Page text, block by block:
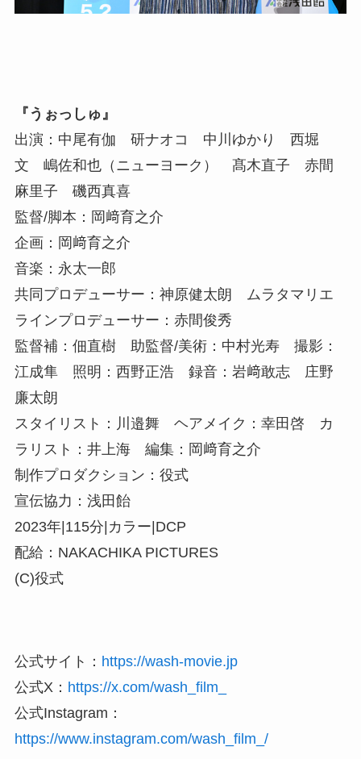
『うぉっしゅ』
出演：中尾有伽 研ナオコ 中川ゆかり 西堀
文 嶋佐和也（ニューヨーク） 髙木直子 赤間
麻里子 磯西真喜
監督/脚本：岡﨑育之介
企画：岡﨑育之介
音楽：永太一郎
共同プロデューサー：神原健太朗 ムラタマリエ
ラインプロデューサー：赤間俊秀
監督補：佃直樹 助監督/美術：中村光寿 撮影：
江成隼 照明：西野正浩 録音：岩﨑敢志 庄野
廉太朗
スタイリスト：川邉舞 ヘアメイク：幸田啓 カ
ラリスト：井上海 編集：岡﨑育之介
制作プロダクション：役式
宣伝協力：浅田飴
2023年|115分|カラー|DCP
配給：NAKACHIKA PICTURES
(C)役式
公式サイト： https://wash-movie.jp
公式X： https://x.com/wash_film_
公式Instagram：
https://www.instagram.com/wash_film_/